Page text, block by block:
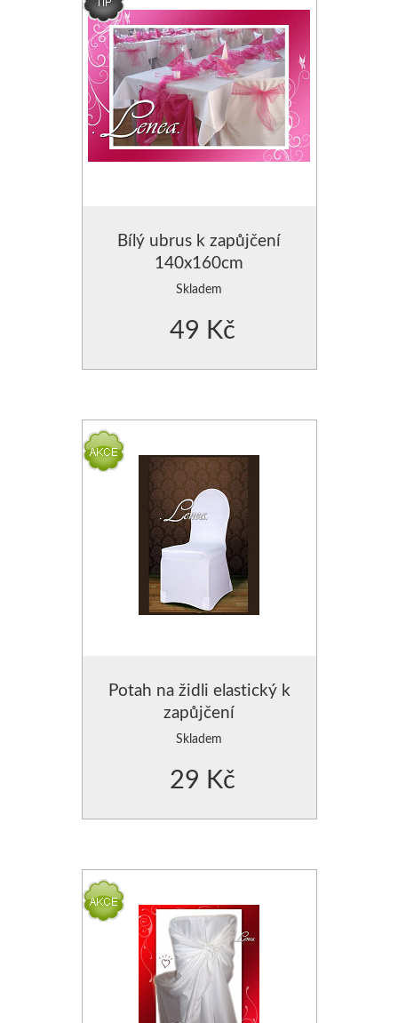
Běhouny na stůl
Brože k zapůjčení
Svícny k zapůjčení
3D PŘEHOZY
PŘEHOZY S POTISKEM
PŘEHOZY NA DĚTSKOU POSTEL
Přehozy OBOUSTRANNÉ SE VZOREM
POVLEČENÍ BAVLNĚNÉ
POVLEČENÍ MIKROVLÁKNO
POLŠTÁŘE - VÝPLNĚ DO POVLEČENÍ
PROSTĚRADLA
CHRÁNIČE NA MATRACE
PŘEHOZY HLADKÉ
PŘEHOZY S
PŘEHOZY NA KŘESLA
ZÁVĚSY NA OKNA
ZÁVĚSY ZATEMŇUJÍCÍ-
ZÁVĚSY KRÁTKÉ
ZÁVĚSY MODERNÍ-3D
ZÁVĚSY JEDNOBAREVNÉ
ZÁVĚSY
ZÁVĚSY
ZÁVĚSY HOTOVÉ- SE
ZÁVĚSY, VOÁLY-VZDUŠNÉ
DEKORAČNÍ POVLAKY NA
POVLAKY NA POLŠTÁŘKY
POVLAK NA
POVLAK NA
POLŠTÁŘE SAMETOVÉ
VÝPLNĚ DO POLŠTÁŘŮ
UBRUSY
PODSEDÁKY NA
ORGANZA
Bílý ubrus k zapůjčení
140x160cm
Skladem
49 Kč
Potah na židli elastický k
zapůjčení
Skladem
29 Kč